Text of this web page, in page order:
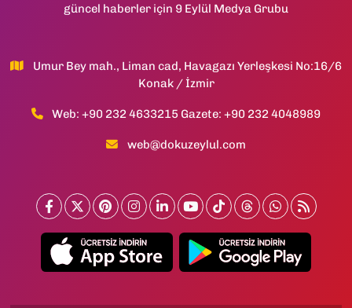
güncel haberler için 9 Eylül Medya Grubu
Umur Bey mah., Liman cad, Havagazı Yerleşkesi No:16/6
Konak / İzmir
Web: +90 232 4633215 Gazete: +90 232 4048989
web@dokuzeylul.com